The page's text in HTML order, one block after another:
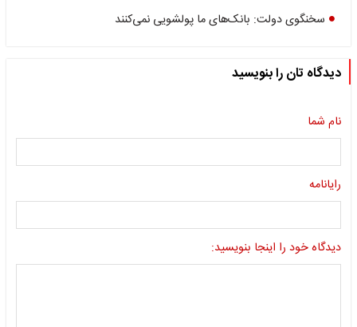
سخنگوی دولت: بانک‌های ما پولشویی نمی‌کنند
دیدگاه تان را بنویسید
نام شما
رایانامه
دیدگاه خود را اینجا بنویسید: